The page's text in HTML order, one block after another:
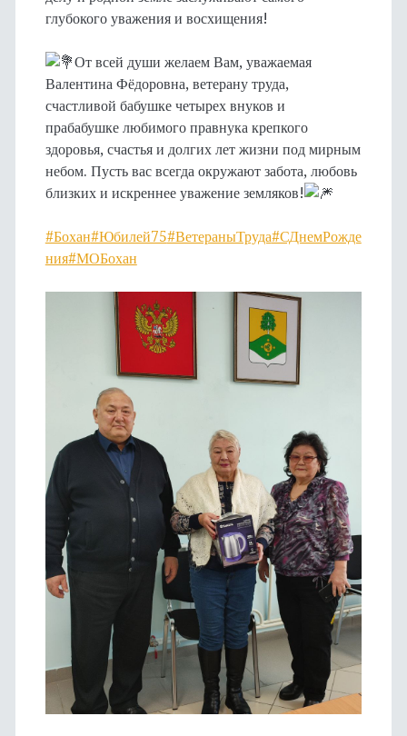
глубокого уважения и восхищения!
От всей души желаем Вам, уважаемая
Валентина Фёдоровна, ветерану труда,
счастливой бабушке четырех внуков и
прабабушке любимого правнука крепкого
здоровья, счастья и долгих лет жизни под мирным
небом. Пусть вас всегда окружают забота, любовь
близких и искреннее уважение земляков!
#Бохан#Юбилей75#ВетераныТруда#СДнемРожде
ния#МОБохан